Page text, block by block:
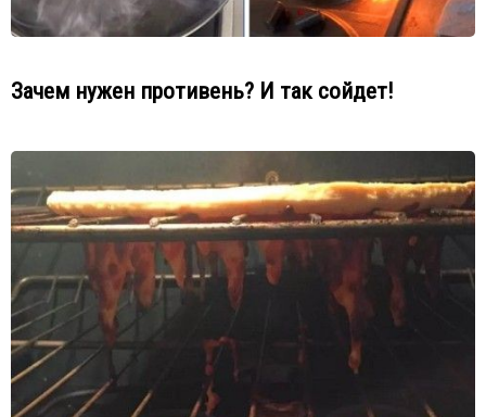
Зачем нужен противень? И так сойдет!